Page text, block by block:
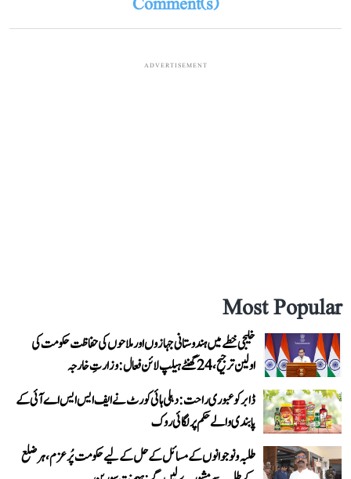
ADVERTISEMENT
Most Popular
خلیجی خطے میں ہندوستانی جہازوں اور ملاحوں کی حفاظت حکومت کی
اولین ترجیح، 24 گھنٹے ہیلپ لائن فعال: وزارتِ خارجہ
ڈابر کو عبوری راحت: دہلی ہائی کورٹ نے ایف ایس ایس اے آئی کے
پابندی والے حکم پر لگائی روک
طلبہ و نوجوانوں کے مسائل کے حل کے لیے حکومت پُرعزم، ہر ضلع